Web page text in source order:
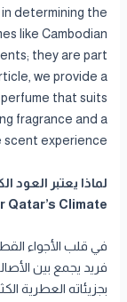
in determining the
like Cambodian
they are part
we provide a
that suits
fragrance and a
experience.
Qatar’s Climate
في قلب الأجواء
فريد يجمع بين
بجزيئاته العطرية